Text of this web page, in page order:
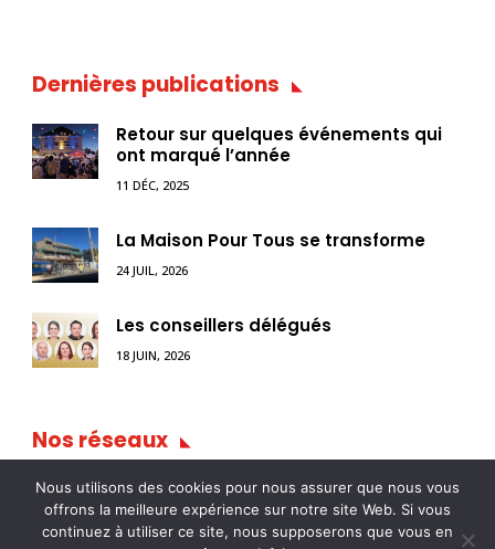
Dernières publications
Retour sur quelques événements qui
ont marqué l’année
11 DÉC, 2025
La Maison Pour Tous se transforme
24 JUIL, 2026
Les conseillers délégués
18 JUIN, 2026
Nos réseaux
Nous utilisons des cookies pour nous assurer que nous vous
offrons la meilleure expérience sur notre site Web. Si vous
continuez à utiliser ce site, nous supposerons que vous en